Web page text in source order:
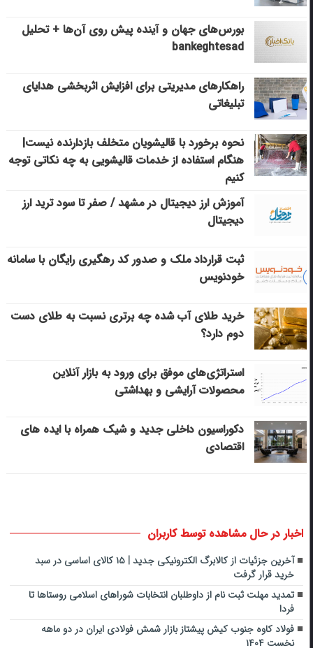
بورس‌های جهان و آینده پیش روی آن‌ها + تحلیل
bankeghtesad
راهکارهای مدیریتی برای افزایش اثربخشی هدایای
تبلیغاتی
نحوه برخورد با قالیشویان متخلف بازدارنده نیست|
هنگام استفاده از خدمات قالیشویی به چه نکاتی توجه
کنیم
آموزش ارز دیجیتال در مشهد / صفر تا سود ترید ارز
دیجیتال
ثبت قرارداد ملک و صدور کد رهگیری رایگان با سامانه
خودنویس
خرید طلای آب شده چه برتری نسبت به طلای دست
دوم دارد؟
استراتژی‌های موفق برای ورود به بازار آنلاین
محصولات آرایشی و بهداشتی
دکوراسیون داخلی جدید و شیک همراه با ایده های
اقتصادی
اخبار در حال مشاهده توسط کاربران
آخرین جزئیات از کالابرگ الکترونیکی جدید | ۱۵ کالای اساسی در سبد
خرید قرار گرفت
تمدید مهلت ثبت نام از داوطلبان انتخابات شوراهای اسلامی روستاها تا
فردا
فولاد کاوه جنوب کیش پیشتاز بازار شمش فولادی ایران در دو ماهه
نخست ۱۴۰۴